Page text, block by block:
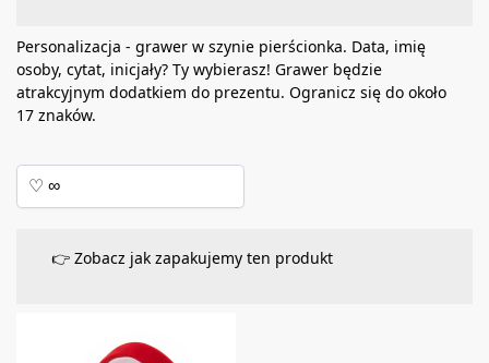
Personalizacja - grawer w szynie pierścionka. Data, imię
osoby, cytat, inicjały? Ty wybierasz! Grawer będzie
atrakcyjnym dodatkiem do prezentu. Ogranicz się do około
17 znaków.
👉 Zobacz jak zapakujemy ten produkt